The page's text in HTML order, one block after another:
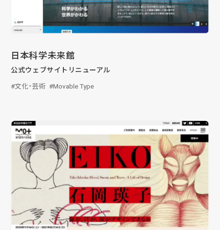
情報を AWS Secrets Manager で管理す
る
ポイント
2026/06/30
日本科学未来館
公式ウェブサイトリニューアル
文化・芸術 Movable Type